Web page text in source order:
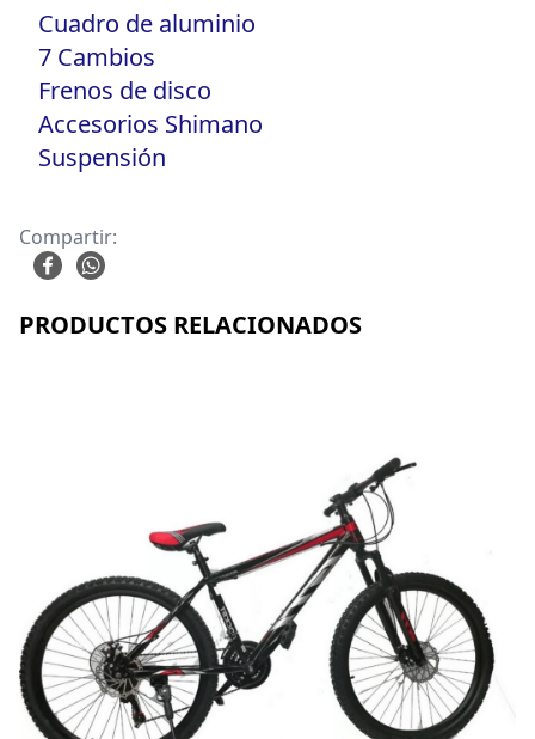
Cuadro de aluminio
7 Cambios
Frenos de disco
Accesorios Shimano
Suspensión
Compartir:
PRODUCTOS RELACIONADOS